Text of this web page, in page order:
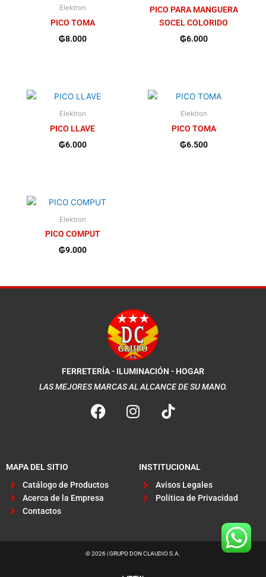
Elektron
PICO TOMA
₲8.000
PICO PARA MANGUERA
SOCEL COLORIDO
₲6.000
Elektron
PICO LLAVE
₲6.000
Elektron
PICO TOMA
₲6.500
Elektron
PICO COMPUT
₲9.000
FERRETERÍA - ILUMINACIÓN - HOGAR
LAS MEJORES MARCAS AL ALCANCE DE SU MANO.
F
a
o
I
n
a
MAPA DEL SITIO
Catálogo de Productos
Acerca de la Empresa
Contactos
INSTITUCIONAL
Avisos Legales
Política de Privacidad
© 2026 | GRUPO DON CLAUDIO S.A.